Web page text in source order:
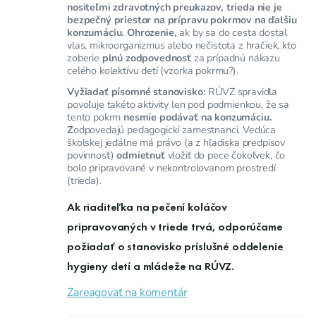
nositeľmi zdravotných preukazov, trieda nie je
bezpečný priestor na prípravu pokrmov na ďalšiu
konzumáciu. Ohrozenie, ak by sa do cesta dostal
vlas, mikroorganizmus alebo nečistota z hračiek, kto
zoberie plnú zodpovednosť za prípadnú nákazu
celého kolektívu detí (vzorka pokrmu?).
Vyžiadať písomné stanovisko: RÚVZ spravidla
povoľuje takéto aktivity len pod podmienkou, že sa
tento pokrm nesmie podávať na konzumáciu.
Zodpovedajú pedagogickí zamestnanci. Vedúca
školskej jedálne má právo (a z hľadiska predpisov
povinnosť)odmietnuťvložiť do pece čokoľvek, čo
bolo pripravované v nekontrolovanom prostredí
(trieda).
Ak riaditeľka na pečení koláčov
pripravovaných v triede trvá, odporúčame
požiadať o stanovisko príslušné oddelenie
hygieny detí a mládeže na RÚVZ.
Zareagovať na komentár